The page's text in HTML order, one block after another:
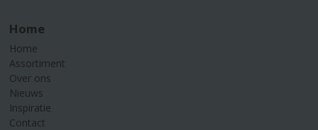
Home
Home
Assortiment
Over ons
Nieuws
Inspiratie
Contact